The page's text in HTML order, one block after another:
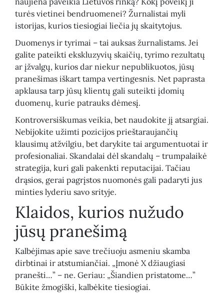
turės vietinei bendruomenei? Žurnalistai myli
istorijas, kurios tiesiogiai liečia jų skaitytojus.
Duomenys ir tyrimai – tai auksas žurnalistams. Jei
galite pateikti ekskluzyvių skaičių, tyrimo rezultatų
ar įžvalgų, kurios dar niekur nepublikuotos, jūsų
pranešimas iškart tampa vertingesnis. Net paprasta
apklausa tarp jūsų klientų gali suteikti įdomių
duomenų, kurie patrauks dėmesį.
Kontroversiškumas veikia, bet naudokite jį atsargiai.
Nebijokite užimti pozicijos prieštaraujančių
klausimų atžvilgiu, bet darykite tai argumentuotai ir
profesionaliai. Skandalai dėl skandalų – trumpalaikė
strategija, kuri gali pakenkti reputacijai. Tačiau
drąsios, gerai pagrįstos nuomonės gali padaryti jus
minties lyderiu savo srityje.
Klaidos, kurios nužudo
jūsų pranešimą
Kalbėjimas apie save trečiuoju asmeniu skamba
dirbtinai ir atstumiančiai. „Įmonė X džiaugiasi
pranešti…” – ne. Geriau: „Šiandien pristatome…”
Būkite žmogiški, kalbėkite tiesiogiai.